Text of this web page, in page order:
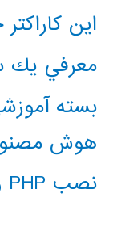
این کاراکتر
معرفي يك
بسته
هوش
نصب PHP و composer در ویندوز 10